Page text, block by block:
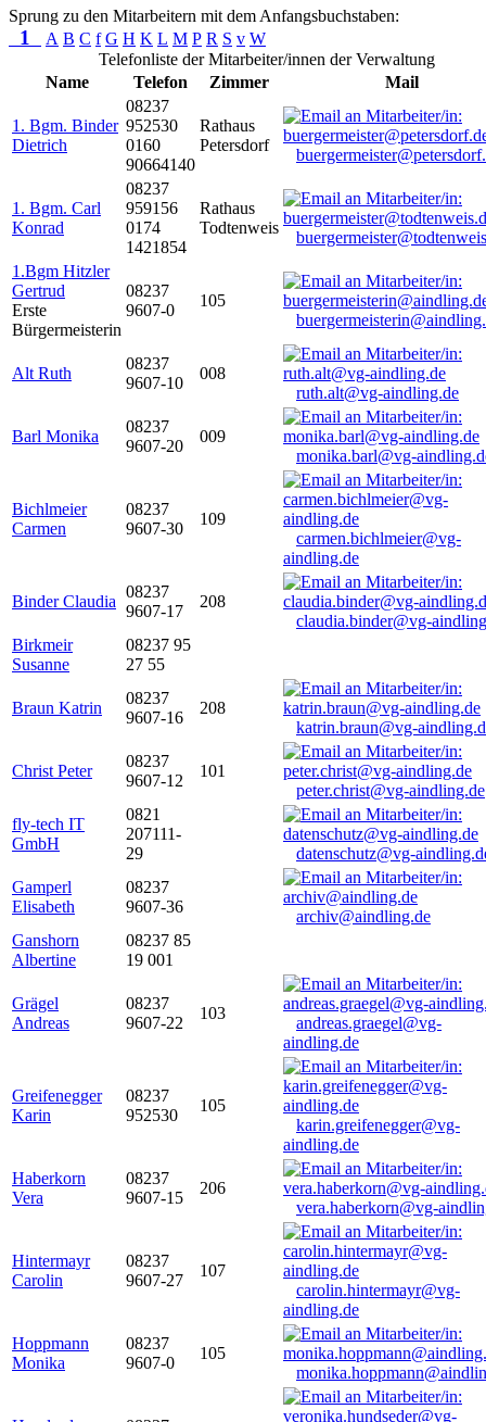
Sprung zu den Mitarbeitern mit dem Anfangsbuchstaben:
1 A B C f G H K L M P R S v W
Telefonliste der Mitarbeiter/innen der Verwaltung
Name
Telefon Zimmer Mail
1. Bgm. Binder
Dietrich
08237
952530
0160
90664140
Rathaus
Petersdorf
1. Bgm. Carl
Konrad
08237
959156
0174
1421854
Rathaus
Todtenweis
1.Bgm Hitzler
Gertrud
Erste
Bürgermeisterin
08237
9607-0
105
Alt Ruth
08237
9607-10
008
ruth.alt@vg-aindling.de
Barl Monika
08237
9607-20
009
monika.barl@vg-
Bichlmeier
Carmen
08237
9607-30
109
carmen.bichlmeier@vg-
aindling.de
Binder Claudia
08237
9607-17
208
claudia.binder@vg-
Birkmeir
Susanne
08237 95
27 55
Braun Katrin
08237
9607-16
208
katrin.braun@vg-
Christ Peter
08237
9607-12
101
peter.christ@vg-aindling.de
fly-tech IT
GmbH
0821
207111-
29
datenschutz@vg-
Gamperl
Elisabeth
08237
9607-36
archiv@aindling.de
Ganshorn
Albertine
08237 85
19 001
Grägel
Andreas
08237
9607-22
103
andreas.graegel@vg-
aindling.de
Greifenegger
Karin
08237
952530
105
karin.greifenegger@vg-
aindling.de
Haberkorn
Vera
08237
9607-15
206
vera.haberkorn@vg-
Hintermayr
Carolin
08237
9607-27
107
carolin.hintermayr@vg-
aindling.de
Hoppmann
Monika
08237
9607-0
105